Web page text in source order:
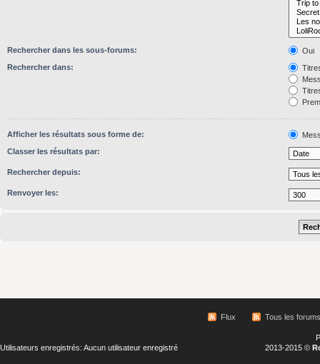
Rechercher dans les sous-forums:
Oui
Rechercher dans:
Afficher les résultats sous forme de:
Classer les résultats par:
Rechercher depuis:
Renvoyer les:
Flux Tous les forums
Utilisateurs enregistrés: Aucun utilisateur enregistré
2013-2015 ©